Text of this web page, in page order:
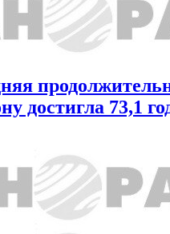
достигла 73,1